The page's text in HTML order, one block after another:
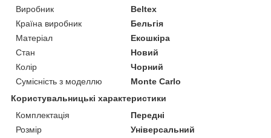
Виробник
Beltex
Країна виробник
Бельгія
Матеріал
Екошкіра
Стан
Новий
Колір
Чорний
Сумісність з моделлю
Monte Carlo
Користувальницькі характеристики
Комплектація
Передні
Розмір
Універсальний